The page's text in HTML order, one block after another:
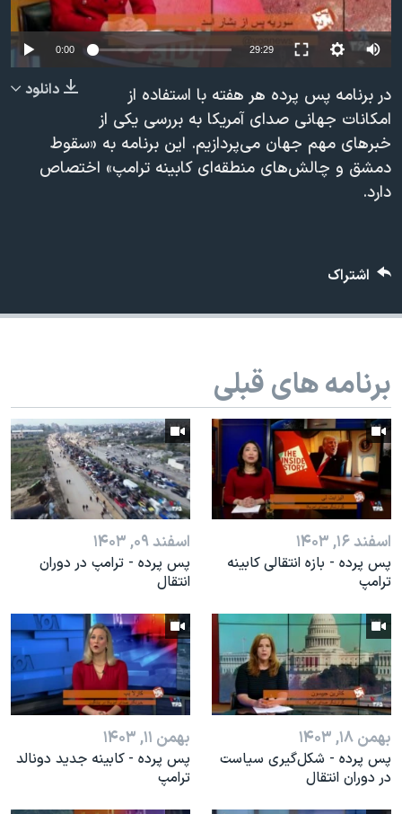
فرهنگ و زندگی
حقوق شهروندی
علم و فناوری
اسرائیل در جنگ
گالری عکس
مستندها
انتخابات ریاست جمهوری آمریکا ۲۰۲۴
رمز مهسا
ورزش زنان در ایران
اعتراضات زن، زندگی، آزادی
دادگاه حمید نوری
اعتراضات مردمی آبان ۹۸
اسرائیل در جنگ
نرگس محمدی برنده جایزه نوبل صلح
همایش محافظه‌کاران آمریکا «سی‌پک»
صفحه‌های ویژه
سفر پرزیدنت ترامپ به چین
دنبال کنید
زبانهای مختلف
Auto
240p
360p
480p
0:00 29:29 Auto
360p
480p
720p
دانلود
در برنامه پس پرده هر هفته با استفاده از
امکانات جهانی صدای آمریکا به بررسی یکی از
خبرهای مهم جهان می‌پردازیم. این برنامه به «سقوط
دمشق و چالش‌های منطقه‌ای کابینه ترامپ» اختصاص
دارد.
اشتراک
برنامه های قبلی
اسفند ۱۶, ۱۴۰۳
پس پرده - بازه انتقالی کابینه
ترامپ
اسفند ۰۹, ۱۴۰۳
پس پرده - ترامپ در دوران
انتقال
بهمن ۱۸, ۱۴۰۳
پس پرده - شکل‌گیری سیاست
در دوران انتقال
بهمن ۱۱, ۱۴۰۳
پس پرده - کابینه جدید دونالد
ترامپ